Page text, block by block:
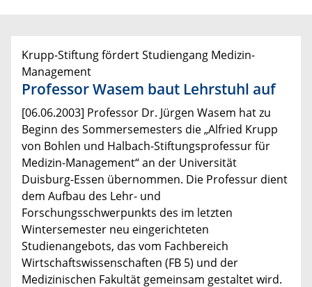
Krupp-Stiftung fördert Studiengang Medizin-
Management
Professor Wasem baut Lehrstuhl auf
[06.06.2003] Professor Dr. Jürgen Wasem hat zu
Beginn des Sommersemesters die „Alfried Krupp
von Bohlen und Halbach-Stiftungsprofessur für
Medizin-Management“ an der Universität
Duisburg-Essen übernommen. Die Professur dient
dem Aufbau des Lehr- und
Forschungsschwerpunkts des im letzten
Wintersemester neu eingerichteten
Studienangebots, das vom Fachbereich
Wirtschaftswissenschaften (FB 5) und der
Medizinischen Fakultät gemeinsam gestaltet wird.